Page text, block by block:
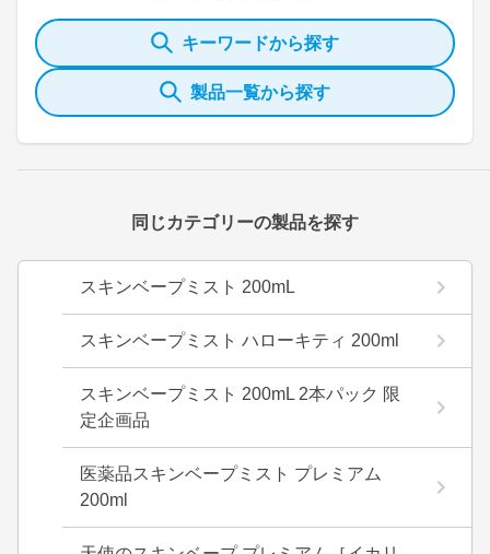
キーワードから探す
製品一覧から探す
同じカテゴリーの製品を探す
スキンベープミスト 200mL
スキンベープミスト ハローキティ 200ml
スキンベープミスト 200mL 2本パック 限
定企画品
医薬品スキンベープミスト プレミアム
200ml